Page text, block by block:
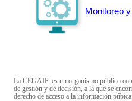
Monitoreo
La CEGAIP, es un organismo público
de gestión y de decisión, a la que se
derecho de acceso a la información púbica.